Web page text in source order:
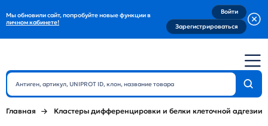
Мы обновили сайт, попробуйте новые функции в
личном кабинете!
Войти
Зарегистрироваться
Главная Кластеры дифференцировки и белки клеточной адгезии